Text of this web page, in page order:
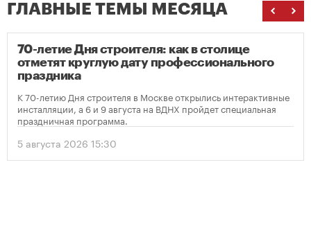
ГЛАВНЫЕ ТЕМЫ МЕСЯЦА
70-летие Дня строителя: как в столице
отметят круглую дату профессионального
праздника
К 70-летию Дня строителя в Москве открылись интерактивные
инсталляции, а 6 и 9 августа на ВДНХ пройдет специальная
праздничная программа.
5 августа 2026 15:30